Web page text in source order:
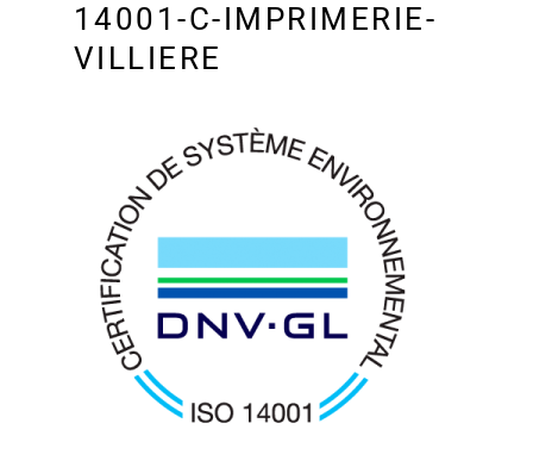
14001-C-IMPRIMERIE-
VILLIERE